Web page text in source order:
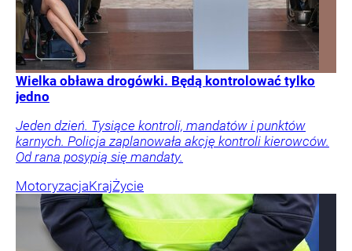
Wielka obława drogówki. Będą kontrolować tylko
jedno
Jeden dzień. Tysiące kontroli, mandatów i punktów
karnych. Policja zaplanowała akcję kontroli kierowców.
Od rana posypią się mandaty.
MotoryzacjaKrajŻycie